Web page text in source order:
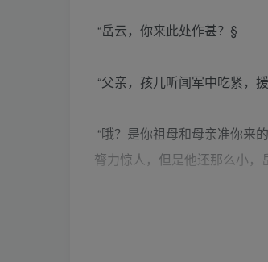
“岳云，你来此处作甚？§
“父亲，孩儿听闻军中吃紧，
“哦？是你祖母和母亲准你来
膂力惊人，但是他还那么小，
“这…..是的…§说完这句，云